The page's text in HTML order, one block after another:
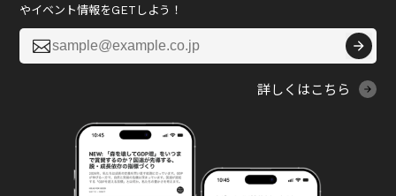
やイベント情報をGETしよう！

詳しくはこちら